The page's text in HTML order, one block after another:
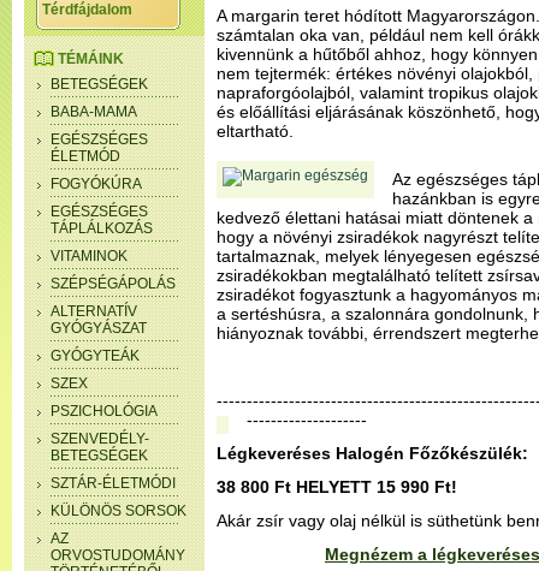
Térdfájdalom
TÉMÁINK
BETEGSÉGEK
BABA-MAMA
EGÉSZSÉGES
ÉLETMÓD
FOGYÓKÚRA
EGÉSZSÉGES
TÁPLÁLKOZÁS
VITAMINOK
SZÉPSÉGÁPOLÁS
ALTERNATÍV
GYÓGYÁSZAT
GYÓGYTEÁK
SZEX
PSZICHOLÓGIA
SZENVEDÉLY-
BETEGSÉGEK
SZTÁR-ÉLETMÓDI
KÜLÖNÖS SORSOK
AZ
ORVOSTUDOMÁNY
A margarin teret hódított
számtalan oka van, például nem kell
kivennünk a hűtőből ahhoz, hogy
nem tejtermék: értékes növényi
napraforgóolajból, valamint tropikus
és előállítási eljárásának köszönhető,
eltartható.
Az egészséges
hazánkban is
kedvező élettani hatásai miatt döntenek
hogy a növényi zsiradékok nagyrészt
tartalmaznak, melyek lényegesen
zsiradékokban megtalálható telített
zsiradékot fogyasztunk a hagyományos
a sertéshúsra, a szalonnára gondolnunk,
hiányoznak további, érrendszert
--------------------
Légkeveréses Halogén Főzőkészülék:
38 800 Ft HELYETT 15 990 Ft!
Akár zsír vagy olaj nélkül is süthetünk
Megnézem a